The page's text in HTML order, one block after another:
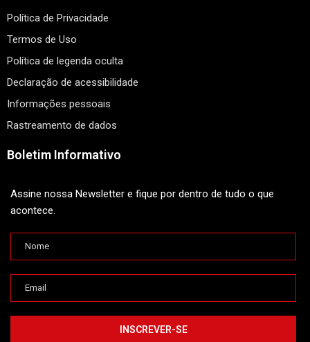
Política de Privacidade
Termos de Uso
Política de legenda oculta
Declaração de acessibilidade
Informações pessoais
Rastreamento de dados
Boletim Informativo
Assine nossa Newsletter e fique por dentro de tudo o que
acontece.